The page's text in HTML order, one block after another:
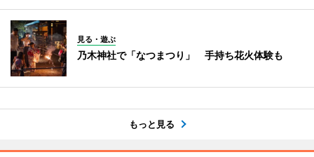
見る・遊ぶ
乃木神社で「なつまつり」 手持ち花火体験も
もっと見る